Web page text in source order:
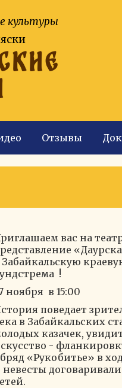
культуры
Отзывы
вас на
Забайкальскую
!
ноября в 15:00
поведает
в Забайкальских
казачек,
-
«Рукобитье» в
невесты